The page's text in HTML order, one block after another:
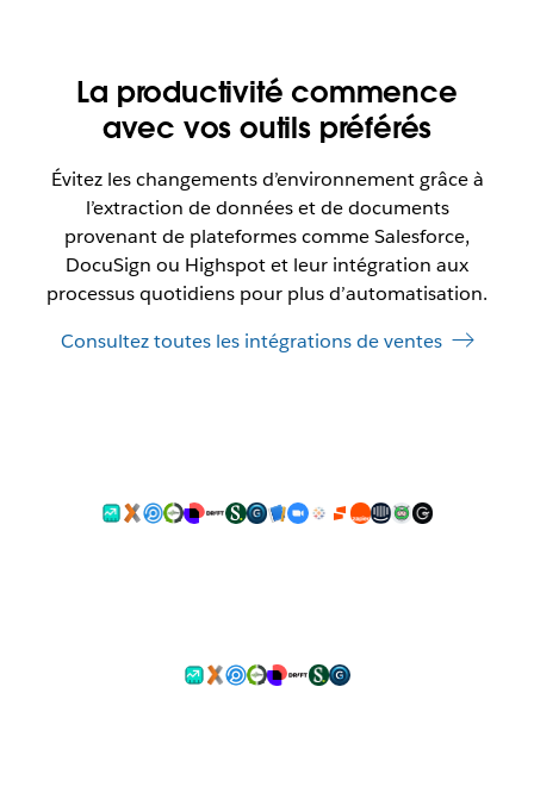
La productivité commence
avec vos outils préférés
Évitez les changements d’environnement grâce à
l’extraction de données et de documents
provenant de plateformes comme Salesforce,
DocuSign ou Highspot et leur intégration aux
processus quotidiens pour plus d’automatisation.
Consultez toutes les intégrations de ventes